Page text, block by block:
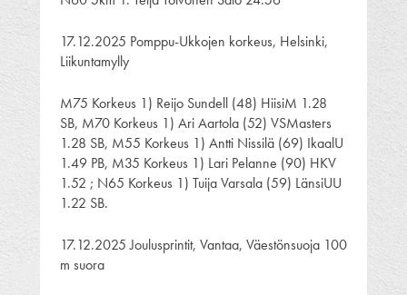
17.12.2025 Pomppu-Ukkojen korkeus, Helsinki,
Liikuntamylly
M75 Korkeus 1) Reijo Sundell (48) HiisiM 1.28
SB, M70 Korkeus 1) Ari Aartola (52) VSMasters
1.28 SB, M55 Korkeus 1) Antti Nissilä (69) IkaalU
1.49 PB, M35 Korkeus 1) Lari Pelanne (90) HKV
1.52 ; N65 Korkeus 1) Tuija Varsala (59) LänsiUU
1.22 SB.
17.12.2025 Joulusprintit, Vantaa, Väestönsuoja 100
m suora